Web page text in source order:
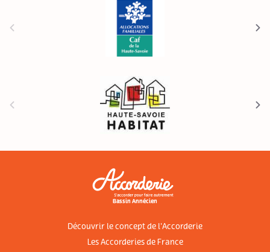
Bassin Annécien
Découvrir le concept de l'Accorderie
Les Accorderies de France